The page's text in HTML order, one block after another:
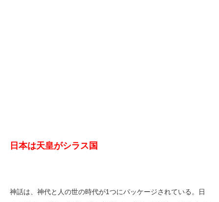
日本は天皇がシラス国
神話は、神代と人の世の時代が1つにパッケージされている。日